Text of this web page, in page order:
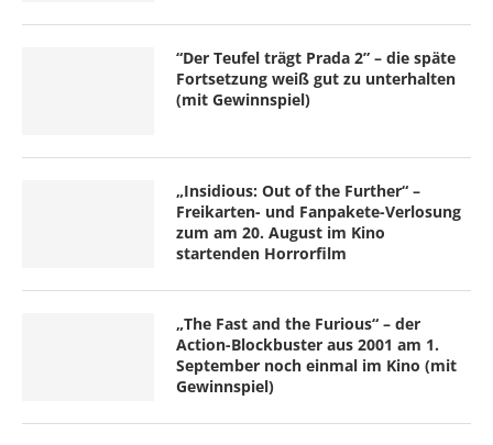
“Der Teufel trägt Prada 2” – die späte
Fortsetzung weiß gut zu unterhalten
(mit Gewinnspiel)
„Insidious: Out of the Further“ –
Freikarten- und Fanpakete-Verlosung
zum am 20. August im Kino
startenden Horrorfilm
„The Fast and the Furious“ – der
Action-Blockbuster aus 2001 am 1.
September noch einmal im Kino (mit
Gewinnspiel)